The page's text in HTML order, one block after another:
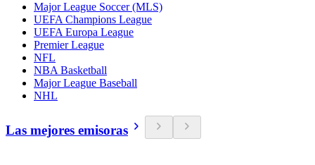
Major League Soccer (MLS)
UEFA Champions League
UEFA Europa League
Premier League
NFL
NBA Basketball
Major League Baseball
NHL
Las mejores emisoras